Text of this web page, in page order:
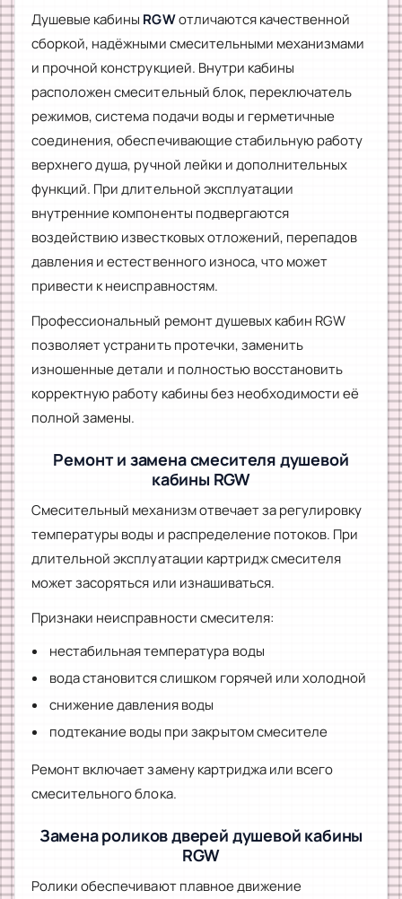
Душевые кабины RGWотличаются качественной
сборкой, надёжными смесительными механизмами
и прочной конструкцией. Внутри кабины
расположен смесительный блок, переключатель
режимов, система подачи воды и герметичные
соединения, обеспечивающие стабильную работу
верхнего душа, ручной лейки и дополнительных
функций. При длительной эксплуатации
внутренние компоненты подвергаются
воздействию известковых отложений, перепадов
давления и естественного износа, что может
привести к неисправностям.
Профессиональный ремонт душевых кабин RGW
позволяет устранить протечки, заменить
изношенные детали и полностью восстановить
корректную работу кабины без необходимости её
полной замены.
Ремонт и замена смесителя душевой
кабины RGW
Смесительный механизм отвечает за регулировку
температуры воды и распределение потоков. При
длительной эксплуатации картридж смесителя
может засоряться или изнашиваться.
Признаки неисправности смесителя:
нестабильная температура воды
вода становится слишком горячей или холодной
снижение давления воды
подтекание воды при закрытом смесителе
Ремонт включает замену картриджа или всего
смесительного блока.
Замена роликов дверей душевой кабины
RGW
Ролики обеспечивают плавное движение